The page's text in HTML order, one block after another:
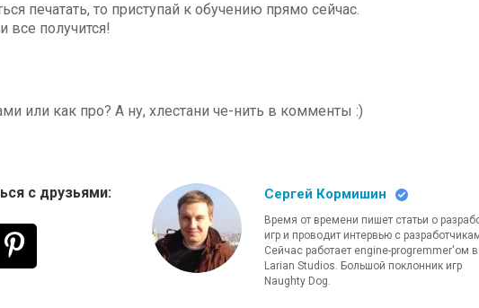
печатать, то приступай к обучению прямо сейчас.
получится!
или как про? А ну, хлестани че-нить в комменты :)
с друзьями: Сергей Кормишин
Время от времени пишет статьи о
игр и проводит интервью с
Сейчас работает engine-progremmer'ом в
Larian Studios. Большой поклонник игр
Naughty Dog.